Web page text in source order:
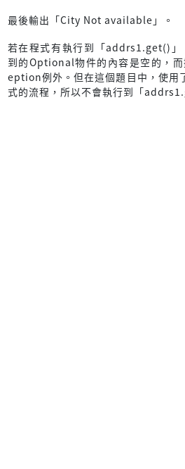
最後輸出「City Not available」。
若在程式有執行到「addrs1.get()
到的Optional物件的內容是空的，
eption例外。但在這個題目中，使用
式的流程，所以不會執行到「